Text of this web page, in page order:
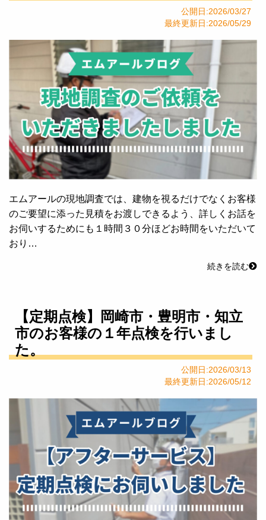
公開日:2026/03/27
最終更新日:2026/05/29
エムアールの現地調査では、建物を視るだけでなくお客様
のご要望に添った見積をお渡しできるよう、詳しくお話を
お伺いするためにも１時間３０分ほどお時間をいただいて
おり…
続きを読む
【定期点検】岡崎市・豊明市・知立
市のお客様の１年点検を行いまし
た。
公開日:2026/03/13
最終更新日:2026/05/12